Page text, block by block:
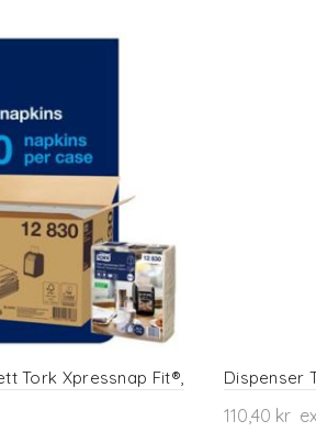
Tork Xpressnap Fit®,
Dispenser
110,40 kr